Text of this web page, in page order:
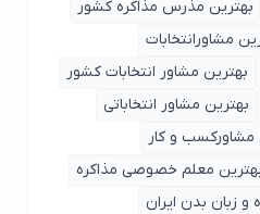
مذرس مذاکره کشور
مشاور انتخابات کشور
مشاور انتخاباتی
و کار
معلم خصوصی مذاکره
بدن ایران